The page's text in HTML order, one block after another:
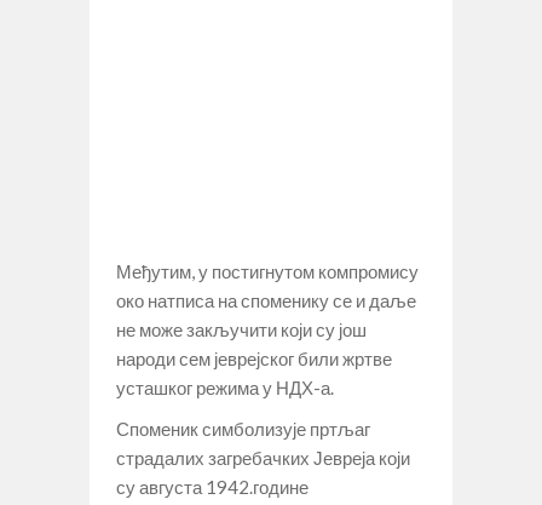
Међутим, у постигнутом компромису
око натписа на споменику се и даље
не може закључити који су још
народи сем јеврејског били жртве
усташког режима у НДХ-а.
Споменик симболизује пртљаг
страдалих загребачких Јевреја који
су августа 1942.године